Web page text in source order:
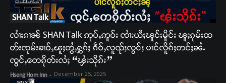
SHAN Talk
လၢႆးၵၢၼ် SHAN Talk ဢုပ်ႇဢူဝ်း ၸၢႆးယီႈၽူင်းမိူင်း ၽူႈၵုမ်းထ
တ်းၸုမ်းၶၢဝ်ႇၽူႈတွႆႇႁွၵ်ႈ ၵဵဝ်ႇလူၺ်ႈလွင်ႈ ပၢင်လိူၵ်ႈတင်ႈၼႆႉ
ၸွင်ႇတေၵိုတ်းလႆႈ “ၾႆးသိုၵ်း”
Hseng Hom Inn - December 25, 2025